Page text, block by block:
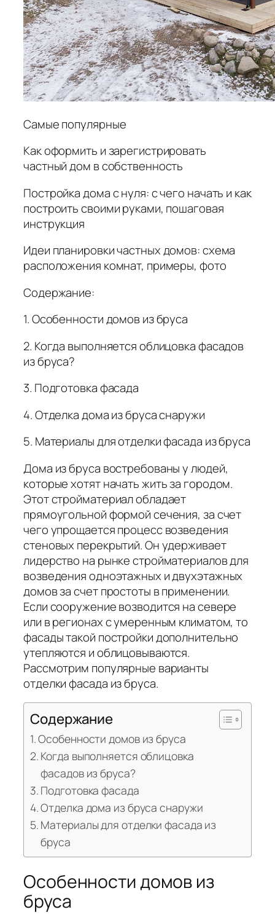
Самые популярные
Как оформить и зарегистрировать
частный дом в собственность
Постройка дома с нуля: с чего начать и как
построить своими руками, пошаговая
инструкция
Идеи планировки частных домов: схема
расположения комнат, примеры, фото
Содержание:
1. Особенности домов из бруса
2. Когда выполняется облицовка фасадов
из бруса?
3. Подготовка фасада
4. Отделка дома из бруса снаружи
5. Материалы для отделки фасада из бруса
Дома из бруса востребованы у людей,
которые хотят начать жить за городом.
Этот стройматериал обладает
прямоугольной формой сечения, за счет
чего упрощается процесс возведения
стеновых перекрытий. Он удерживает
лидерство на рынке стройматериалов для
возведения одноэтажных и двухэтажных
домов за счет простоты в применении.
Если сооружение возводится на севере
или в регионах с умеренным климатом, то
фасады такой постройки дополнительно
утепляются и облицовываются.
Рассмотрим популярные варианты
отделки фасада из бруса.
Содержание
Особенности домов из бруса
Когда выполняется облицовка
фасадов из бруса?
Подготовка фасада
Отделка дома из бруса снаружи
Материалы для отделки фасада из
бруса
Особенности домов из
бруса